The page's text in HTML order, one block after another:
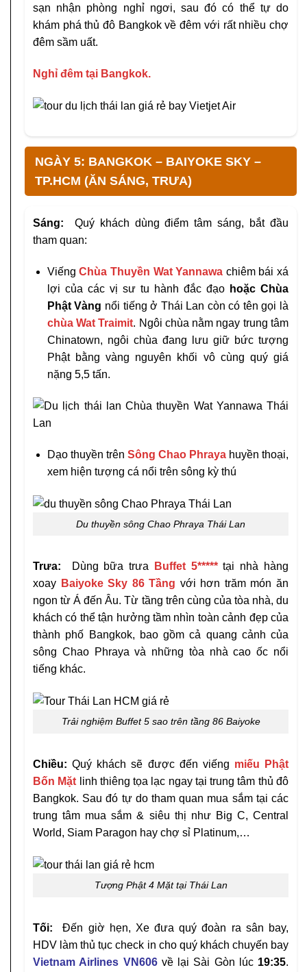
sạn nhận phòng nghỉ ngơi, sau đó có thể tự do
khám phá thủ đô Bangkok về đêm với rất nhiều chợ
đêm sầm uất.
Nghỉ đêm tại Bangkok.
NGÀY 5: BANGKOK – BAIYOKE SKY –
TP.HCM (ĂN SÁNG, TRƯA)
Sáng: Quý khách dùng điểm tâm sáng, bắt đầu
tham quan:
ViếngChùa Thuyền Wat Yannawa chiêm bái xá
lợi của các vị sư tu hành đắc đạo hoặcChùa
Phật Vàng nổi tiếng ở Thái Lan còn có tên gọi là
chùa Wat Traimit. Ngôi chùa nằm ngay trung tâm
Chinatown, ngôi chùa đang lưu giữ bức tượng
Phật bằng vàng nguyên khối vô cùng quý giá
nặng 5,5 tấn.
Dạo thuyền trên Sông Chao Phrayahuyền thoại,
xem hiện tượng cá nổi trên sông kỳ thú
Du thuyền sông Chao Phraya Thái Lan
Trưa: Dùng bữa trưa Buffet 5*****tại nhà hàng
xoay Baiyoke Sky 86 Tầng với hơn trăm món ăn
ngon từ Á đến Âu. Từ tầng trên cùng của tòa nhà, du
khách có thể tận hưởng tầm nhìn toàn cảnh đẹp của
thành phố Bangkok, bao gồm cả quang cảnh của
sông Chao Phraya và những tòa nhà cao ốc nổi
tiếng khác.
Trải nghiệm Buffet 5 sao trên tầng 86 Baiyoke
Chiều: Quý khách sẽ được đến viếng miếu Phật
Bốn Mặt linh thiêng tọa lạc ngay tại trung tâm thủ đô
Bangkok. Sau đó tự do tham quan mua sắm tại các
trung tâm mua sắm & siêu thị như Big C, Central
World, Siam Paragon hay chợ sỉ Platinum,…
Tượng Phật 4 Mặt tại Thái Lan
Tối:
Đến giờ hẹn, Xe đưa quý đoàn ra sân bay,
HDV làm thủ tục check in cho quý khách chuyến bay
Vietnam Airlines VN606về lại Sài Gòn lúc 19:35.